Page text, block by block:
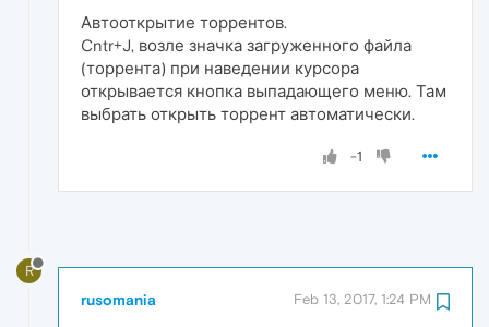
Автооткрытие торрентов.
Cntr+J, возле значка загруженного файла
(торрента) при наведении курсора
открывается кнопка выпадающего меню. Там
выбрать открыть торрент автоматически.
-1
R
rusomania Feb 13, 2017, 1:24 PM